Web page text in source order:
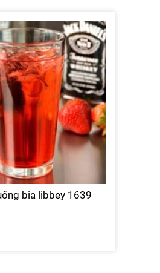
bia libbey 1639